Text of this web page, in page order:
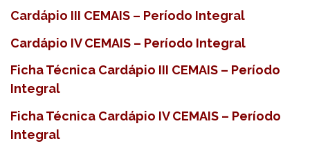
Cardápio III CEMAIS – Período Integral
Cardápio IV CEMAIS – Período Integral
Ficha Técnica Cardápio III CEMAIS – Período
Integral
Ficha Técnica Cardápio IV CEMAIS – Período
Integral